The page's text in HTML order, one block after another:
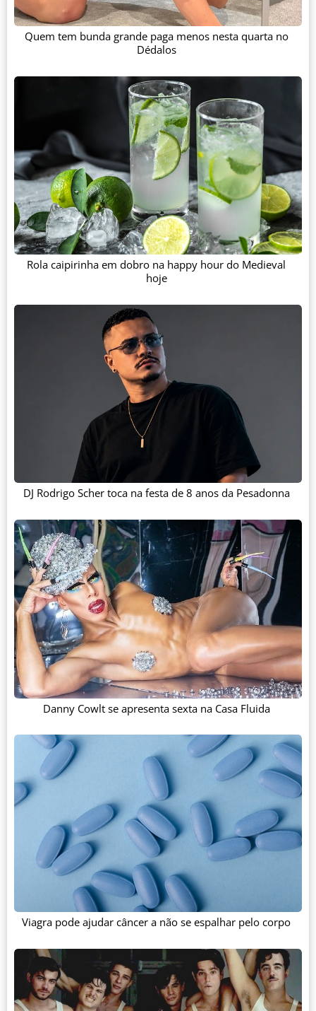
Quem tem bunda grande paga menos nesta quarta no
Dédalos
Rola caipirinha em dobro na happy hour do Medieval
hoje
DJ Rodrigo Scher toca na festa de 8 anos da Pesadonna
Danny Cowlt se apresenta sexta na Casa Fluida
Viagra pode ajudar câncer a não se espalhar pelo corpo